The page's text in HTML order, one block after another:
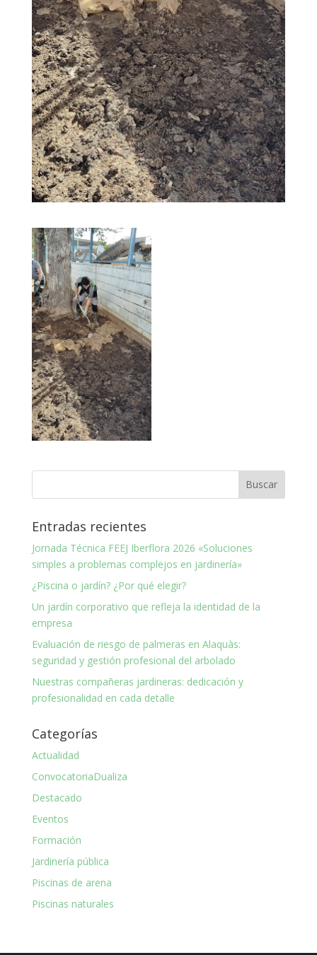
Entradas recientes
Jornada Técnica FEEJ Iberflora 2026 «Soluciones
simples a problemas complejos en jardinería»
¿Piscina o jardín? ¿Por qué elegir?
Un jardín corporativo que refleja la identidad de la
empresa
Evaluación de riesgo de palmeras en Alaquàs:
seguridad y gestión profesional del arbolado
Nuestras compañeras jardineras: dedicación y
profesionalidad en cada detalle
Categorías
Actualidad
ConvocatoriaDualiza
Destacado
Eventos
Formación
Jardinería pública
Piscinas de arena
Piscinas naturales